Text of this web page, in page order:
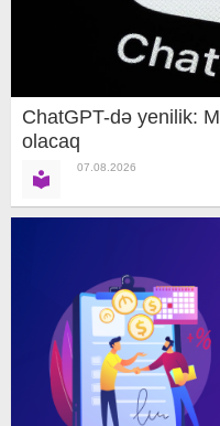
ChatGPT-də yenilik:
olacaq
07.08.2026